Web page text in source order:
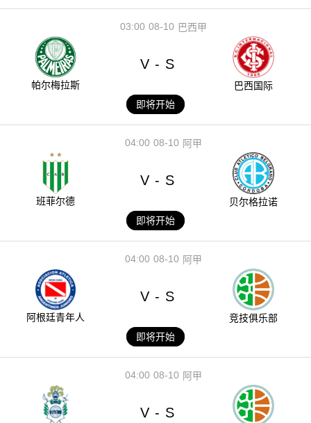
08-10
03:00 巴西甲
帕尔梅拉斯
V - S
巴西国际
即将开始
08-10
04:00 阿甲
班菲尔德
V - S
贝尔格拉诺
即将开始
08-10
04:00 阿甲
阿根廷青年人
V - S
竞技俱乐部
即将开始
08-10
04:00 阿甲
V - S